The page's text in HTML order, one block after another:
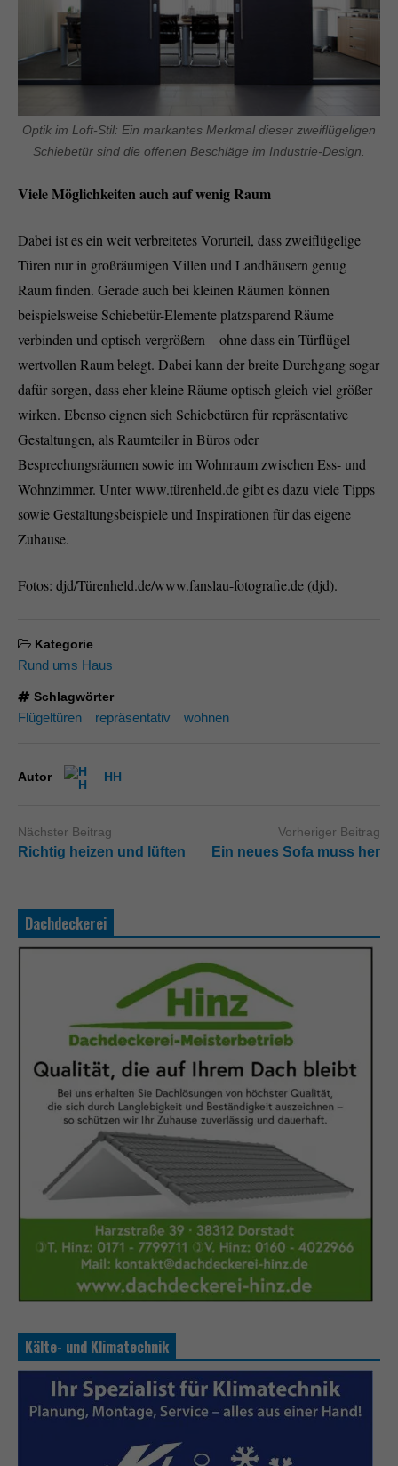
Optik im Loft-Stil: Ein markantes Merkmal dieser zweiflügeligen
Schiebetür sind die offenen Beschläge im Industrie-Design.
Viele Möglichkeiten auch auf wenig Raum
Dabei ist es ein weit verbreitetes Vorurteil, dass zweiflügelige
Türen nur in großräumigen Villen und Landhäusern genug
Raum finden. Gerade auch bei kleinen Räumen können
beispielsweise Schiebetür-Elemente platzsparend Räume
verbinden und optisch vergrößern – ohne dass ein Türflügel
wertvollen Raum belegt. Dabei kann der breite Durchgang sogar
dafür sorgen, dass eher kleine Räume optisch gleich viel größer
wirken. Ebenso eignen sich Schiebetüren für repräsentative
Gestaltungen, als Raumteiler in Büros oder
Besprechungsräumen sowie im Wohnraum zwischen Ess- und
Wohnzimmer. Unter www.türenheld.de gibt es dazu viele Tipps
sowie Gestaltungsbeispiele und Inspirationen für das eigene
Zuhause.
Fotos: djd/Türenheld.de/www.fanslau-fotografie.de (djd).
Kategorie
Rund ums Haus
Schlagwörter
Flügeltüren repräsentativ wohnen
Autor HH
Nächster Beitrag
Richtig heizen und lüften
Vorheriger Beitrag
Ein neues Sofa muss her
Dachdeckerei
Kälte- und Klimatechnik